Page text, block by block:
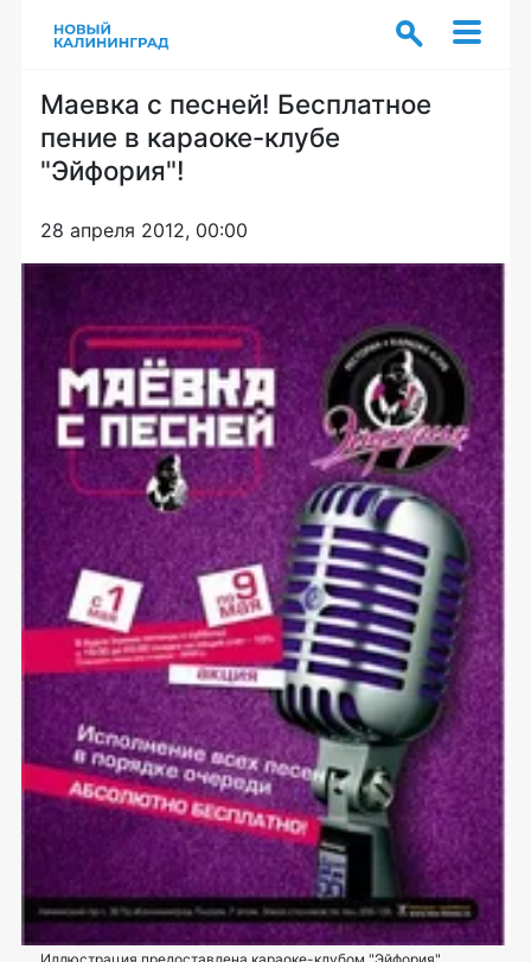
Маевка с песней! Бесплатное
пение в караоке-клубе
"Эйфория"!
28 апреля 2012, 00:00